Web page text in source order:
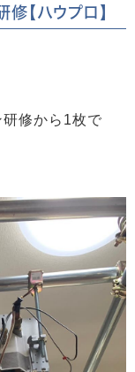
【ハウプロ】
修から1枚で